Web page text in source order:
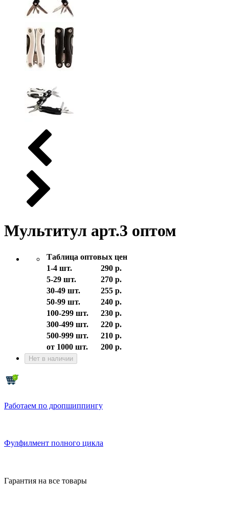
Мультитул арт.3 оптом
Таблица оптовых цен
1-4 шт.
290 р.
5-29 шт.
270 р.
30-49 шт.
255 р.
50-99 шт.
240 р.
100-299 шт.
230 р.
300-499 шт.
220 р.
500-999 шт.
210 р.
от 1000 шт.
200 р.
Нет в наличии
Работаем по дропшиппингу
Фулфилмент полного цикла
Гарантия на все товары